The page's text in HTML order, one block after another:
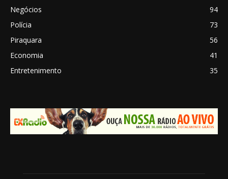
Negócios
94
Polícia
73
Piraquara
56
Economia
41
Entretenimento
35